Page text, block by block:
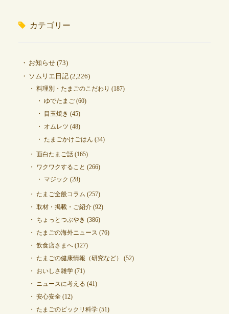
カテゴリー
お知らせ(73)
ソムリエ日記(2,226)
料理別・たまごのこだわり (187)
ゆでたまご(60)
目玉焼き (45)
オムレツ (48)
たまごかけごはん (34)
面白たまご話(165)
ワクワクすること (266)
マジック (28)
たまご全般コラム (257)
取材・掲載・ご紹介(92)
ちょっとつぶやき (386)
たまごの海外ニュース (76)
飲食店さまへ(127)
たまごの健康情報（研究など）
(52)
おいしさ雑学(71)
ニュースに考える (41)
安心安全(12)
たまごのビックリ科学(51)